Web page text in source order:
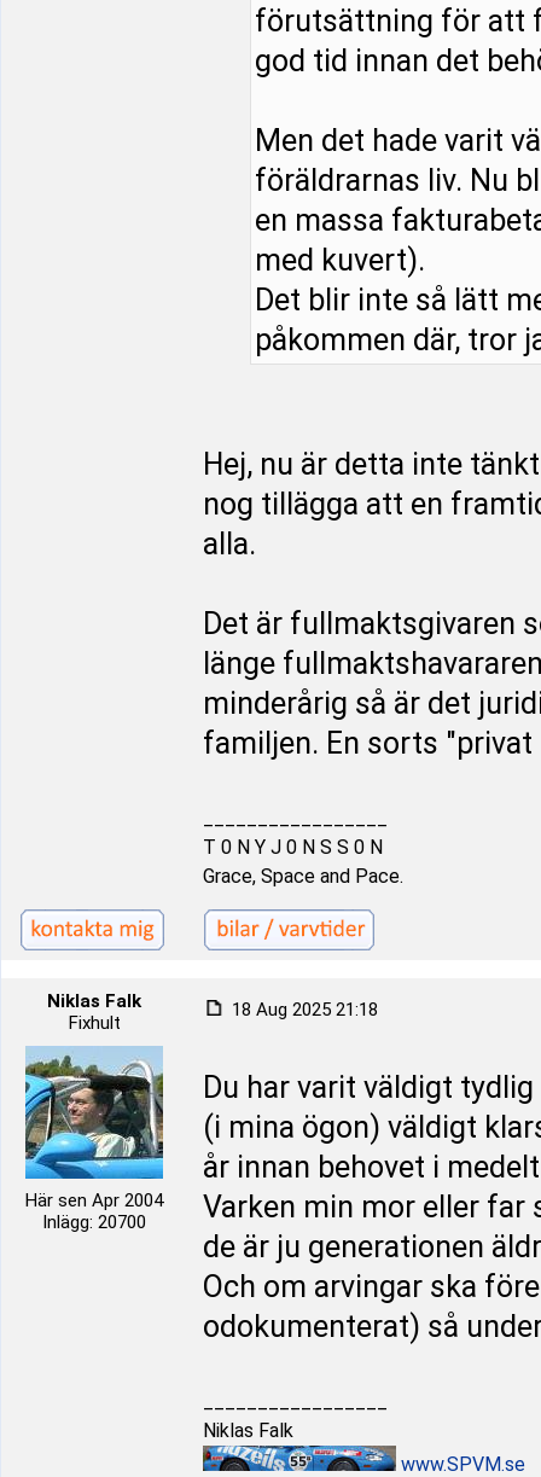
förutsättning för att
god tid innan det
Men det hade varit
föräldrarnas liv. Nu
en massa
med kuvert).
Det blir inte så lätt
påkommen där, tror
Hej, nu är detta inte
nog tillägga att en
alla.
Det är fullmaktsgivaren
länge
minderårig så är det
familjen. En sorts "privat
T 0 N Y J 0 N S S 0 N
Grace, Space and Pace.
Niklas Falk
Fixhult
Här sen Apr 2004
Inlägg: 20700
18 Aug 2025 21:18
Du har varit väldigt
(i mina ögon) väldigt
år innan behovet i
Varken min mor eller far
de är ju generationen
Och om arvingar ska
odokumenterat) så
Niklas Falk
www.SPVM.se